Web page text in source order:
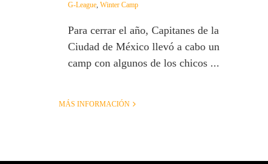
G-League, Winter Camp
Para cerrar el año, Capitanes de la
Ciudad de México llevó a cabo un
camp con algunos de los chicos ...
MÁS INFORMACIÓN